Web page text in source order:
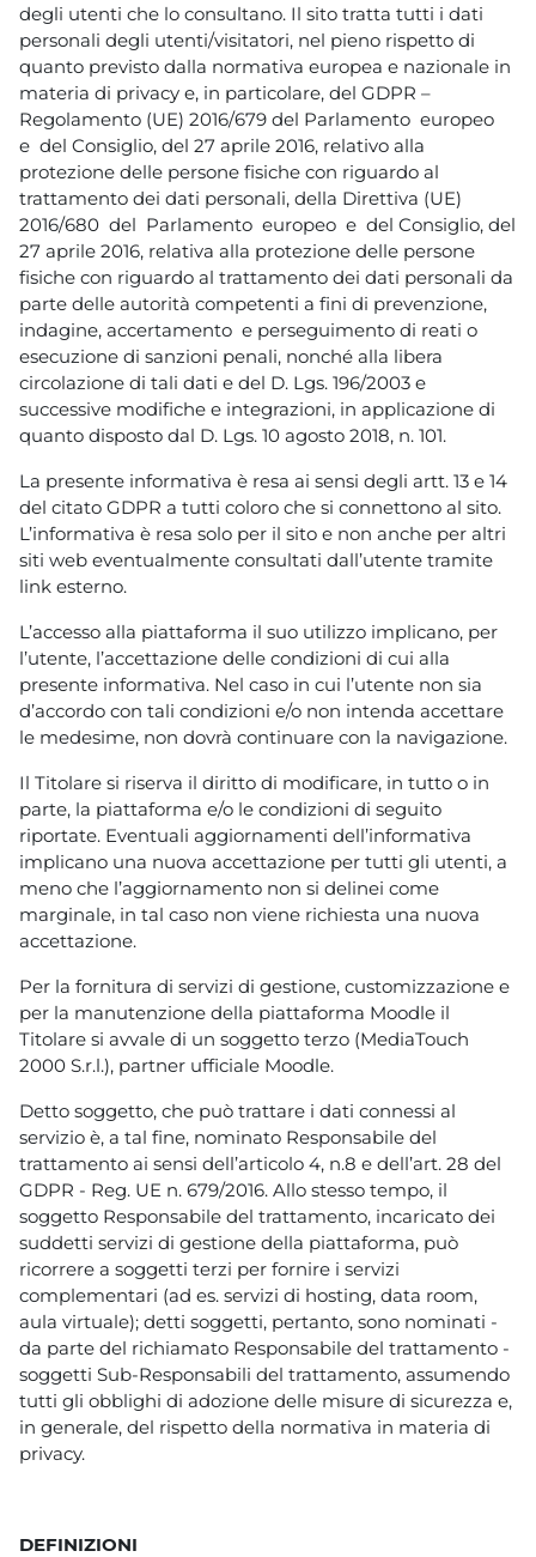
degli utenti che lo consultano. Il sito tratta tutti i dati
personali degli utenti/visitatori, nel pieno rispetto di
quanto previsto dalla normativa europea e nazionale in
materia di privacy e, in particolare, del GDPR –
Regolamento (UE) 2016/679 del Parlamento europeo
e del Consiglio, del 27 aprile 2016, relativo alla
protezione delle persone fisiche con riguardo al
trattamento dei dati personali, della Direttiva (UE)
2016/680 del Parlamento europeo e del Consiglio, del
27 aprile 2016, relativa alla protezione delle persone
fisiche con riguardo al trattamento dei dati personali da
parte delle autorità competenti a fini di prevenzione,
indagine, accertamento e perseguimento di reati o
esecuzione di sanzioni penali, nonché alla libera
circolazione di tali dati e del D. Lgs. 196/2003 e
successive modifiche e integrazioni, in applicazione di
quanto disposto dal D. Lgs. 10 agosto 2018, n. 101.
La presente informativa è resa ai sensi degli artt. 13 e 14
del citato GDPR a tutti coloro che si connettono al sito.
L’informativa è resa solo per il sito e non anche per altri
siti web eventualmente consultati dall’utente tramite
link esterno.
L’accesso alla piattaforma il suo utilizzo implicano, per
l’utente, l’accettazione delle condizioni di cui alla
presente informativa. Nel caso in cui l’utente non sia
d’accordo con tali condizioni e/o non intenda accettare
le medesime, non dovrà continuare con la navigazione.
Il Titolare si riserva il diritto di modificare, in tutto o in
parte, la piattaforma e/o le condizioni di seguito
riportate. Eventuali aggiornamenti dell’informativa
implicano una nuova accettazione per tutti gli utenti, a
meno che l’aggiornamento non si delinei come
marginale, in tal caso non viene richiesta una nuova
accettazione.
Per la fornitura di servizi di gestione, customizzazione e
per la manutenzione della piattaforma Moodle il
Titolare si avvale di un soggetto terzo (MediaTouch
2000 S.r.l.), partner ufficiale Moodle.
Detto soggetto, che può trattare i dati connessi al
servizio è, a tal fine, nominato Responsabile del
trattamento ai sensi dell’articolo 4, n.8 e dell’art. 28 del
GDPR - Reg. UE n. 679/2016. Allo stesso tempo, il
soggetto Responsabile del trattamento, incaricato dei
suddetti servizi di gestione della piattaforma, può
ricorrere a soggetti terzi per fornire i servizi
complementari (ad es. servizi di hosting, data room,
aula virtuale); detti soggetti, pertanto, sono nominati -
da parte del richiamato Responsabile del trattamento -
soggetti Sub-Responsabili del trattamento, assumendo
tutti gli obblighi di adozione delle misure di sicurezza e,
in generale, del rispetto della normativa in materia di
privacy.
DEFINIZIONI